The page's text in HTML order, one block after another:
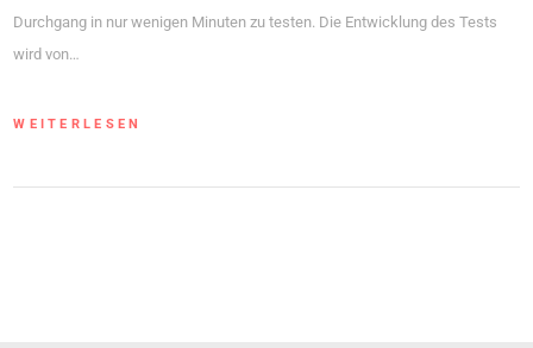
Durchgang in nur wenigen Minuten zu testen. Die Entwicklung des Tests
wird von…
WEITERLESEN